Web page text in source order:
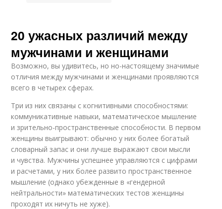
20 ужасных различий между
мужчинами и женщинами
Возможно, вы удивитесь, но но-настоящему значимые
отличия между мужчинами и женщинами проявляются
всего в четырех сферах.
Три из них связаны с когнитивными способностями:
коммуникативные навыки, математическое мышление
и зрительно-пространственные способности. В первом
женщины выигрывают: обычно у них более богатый
словарный запас и они лучше выражают свои мысли
и чувства. Мужчины успешнее управляются с цифрами
и расчетами, у них более развито пространственное
мышление (однако убежденные в «гендерной
нейтральности» математических тестов женщины
проходят их ничуть не хуже).